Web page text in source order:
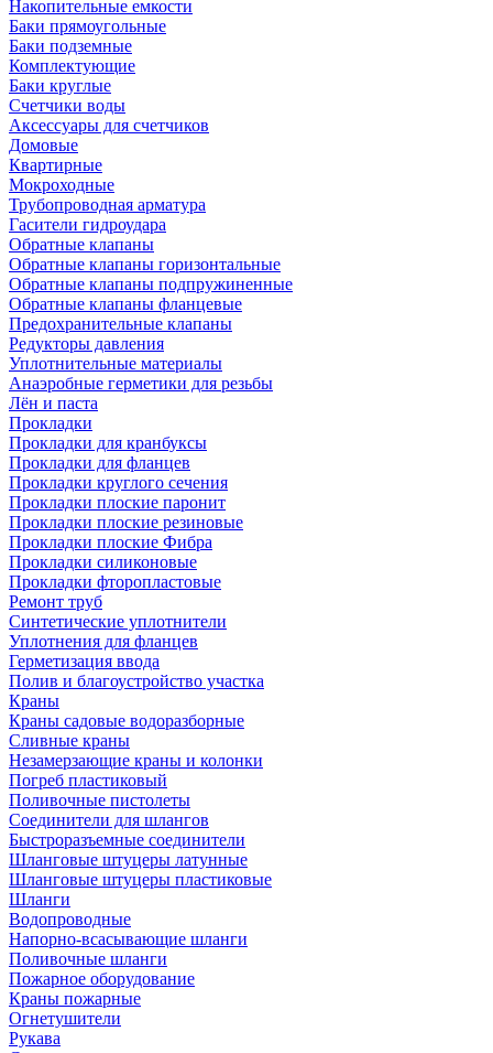
Накопительные емкости
Баки прямоугольные
Баки подземные
Комплектующие
Баки круглые
Счетчики воды
Аксессуары для счетчиков
Домовые
Квартирные
Мокроходные
Трубопроводная арматура
Гасители гидроудара
Обратные клапаны
Обратные клапаны горизонтальные
Обратные клапаны подпружиненные
Обратные клапаны фланцевые
Предохранительные клапаны
Редукторы давления
Уплотнительные материалы
Анаэробные герметики для резьбы
Лён и паста
Прокладки
Прокладки для кранбуксы
Прокладки для фланцев
Прокладки круглого сечения
Прокладки плоские паронит
Прокладки плоские резиновые
Прокладки плоские Фибра
Прокладки силиконовые
Прокладки фторопластовые
Ремонт труб
Синтетические уплотнители
Уплотнения для фланцев
Герметизация ввода
Полив и благоустройство участка
Краны
Краны садовые водоразборные
Сливные краны
Незамерзающие краны и колонки
Погреб пластиковый
Поливочные пистолеты
Соединители для шлангов
Быстроразъемные соединители
Шланговые штуцеры латунные
Шланговые штуцеры пластиковые
Шланги
Водопроводные
Напорно-всасывающие шланги
Поливочные шланги
Пожарное оборудование
Краны пожарные
Огнетушители
Рукава